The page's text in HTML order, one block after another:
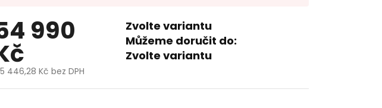
990
Zvolte variantu
Můžeme doručit do:
Zvolte variantu
446,28 Kč bez DPH